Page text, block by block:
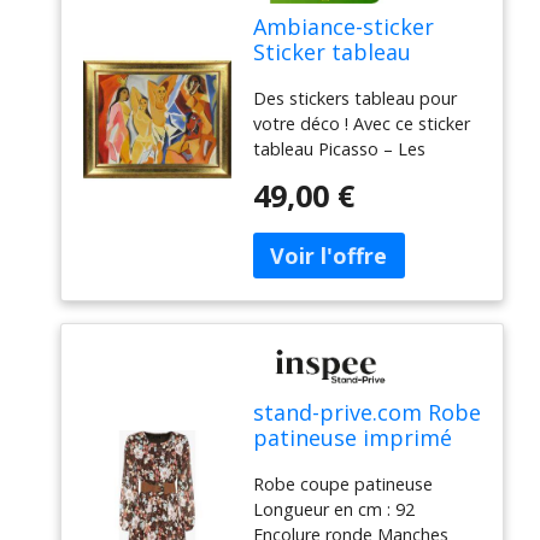
Ambiance-sticker
Sticker tableau
Demoiselles
d'Avignon
Des stickers tableau pour
votre déco ! Avec ce sticker
tableau Picasso – Les
c'est le plaisir de décorer
esprit ! Qui n'a jamais rêvé
de posséder un tableau de
grand peintre ? C'est
désormais possible, avec
cette magnifique
reproduction en sticker
49,00 €
stand-prive.com Robe
patineuse imprimé
col rond - Marron
marron 36 female
Robe coupe patineuse
Longueur en cm : 92
Encolure ronde Manches